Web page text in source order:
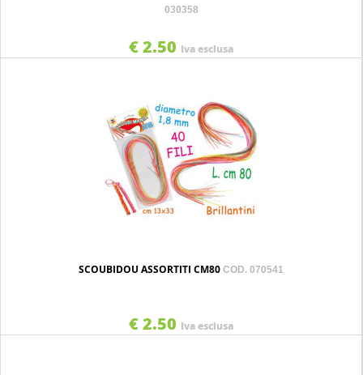
030358
€ 2.50 Iva esclusa
SCOUBIDOU ASSORTITI CM80 COD. 070541
€ 2.50 Iva esclusa